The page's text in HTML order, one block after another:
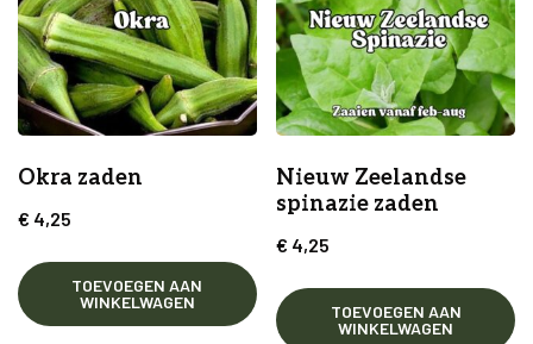
Okra zaden
€ 4,25
TOEVOEGEN AAN
WINKELWAGEN
Nieuw Zeelandse
spinazie zaden
€ 4,25
TOEVOEGEN AAN
WINKELWAGEN